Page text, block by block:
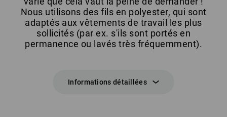
Nous utilisons des fils en polyester, qui sont
adaptés aux vêtements de travail les plus
sollicités (par ex. s'ils sont portés en
permanence ou lavés très fréquemment).
Informations détaillées